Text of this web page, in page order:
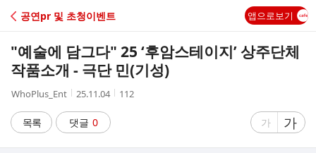
C
A
공연pr 및 초청이벤트 앱으로보기
"예술에 담그다" 25 ‘후암스테이지’ 상주단체
작품소개 - 극단 민(기성)
작
자
WhoPlus_Ent
작
시
간
25.11.04
조
112
목록 댓글 0
글
가
글
자
가